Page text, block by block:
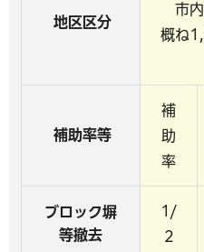
地区区分
市
概ね
補助率等
補
助
率
ブロック塀
等撤去
1/
2